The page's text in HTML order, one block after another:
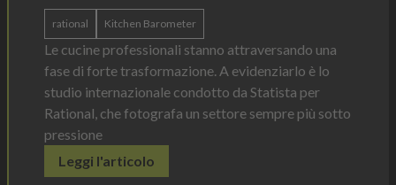
rational Kitchen Barometer
Le cucine professionali stanno attraversando una
fase di forte trasformazione. A evidenziarlo è lo
studio internazionale condotto da Statista per
Rational, che fotografa un settore sempre più sotto
pressione
Leggi l'articolo